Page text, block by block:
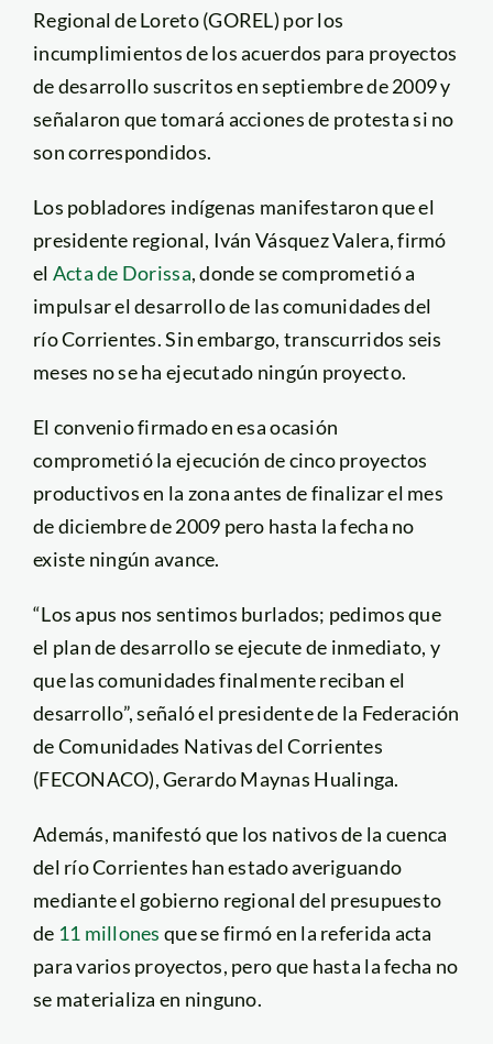
Regional de Loreto (GOREL) por los
incumplimientos de los acuerdos para proyectos
de desarrollo suscritos en septiembre de 2009 y
señalaron que tomará acciones de protesta si no
son correspondidos.
Los pobladores indígenas manifestaron que el
presidente regional, Iván Vásquez Valera, firmó
el Acta de Dorissa, donde se comprometió a
impulsar el desarrollo de las comunidades del
río Corrientes. Sin embargo, transcurridos seis
meses no se ha ejecutado ningún proyecto.
El convenio firmado en esa ocasión
comprometió la ejecución de cinco proyectos
productivos en la zona antes de finalizar el mes
de diciembre de 2009 pero hasta la fecha no
existe ningún avance.
“Los apus nos sentimos burlados; pedimos que
el plan de desarrollo se ejecute de inmediato, y
que las comunidades finalmente reciban el
desarrollo”, señaló el presidente de la Federación
de Comunidades Nativas del Corrientes
(FECONACO), Gerardo Maynas Hualinga.
Además, manifestó que los nativos de la cuenca
del río Corrientes han estado averiguando
mediante el gobierno regional del presupuesto
de 11 millones que se firmó en la referida acta
para varios proyectos, pero que hasta la fecha no
se materializa en ninguno.